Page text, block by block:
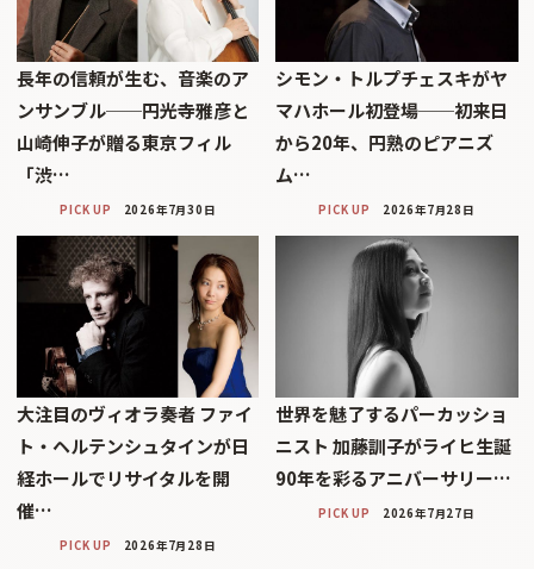
長年の信頼が生む、音楽のア
ンサンブル──円光寺雅彦と
山崎伸子が贈る東京フィル
「渋…
PICK UP 2026年7月30日
シモン・トルプチェスキがヤ
マハホール初登場──初来日
から20年、円熟のピアニズ
ム…
PICK UP 2026年7月28日
大注目のヴィオラ奏者 ファイ
ト・ヘルテンシュタインが日
経ホールでリサイタルを開
催…
PICK UP 2026年7月28日
世界を魅了するパーカッショ
ニスト 加藤訓子がライヒ生誕
90年を彩るアニバーサリー…
PICK UP 2026年7月27日